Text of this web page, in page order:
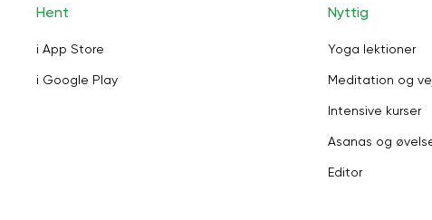
Hent
i App Store
i Google Play
Nyttig
Yoga lektioner
Meditation og
Intensive kurser
Asanas og
Editor